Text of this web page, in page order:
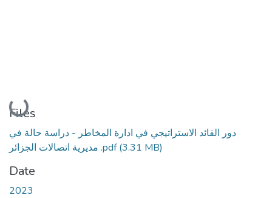
Loading...
Files
دور القائد الاستراتيجي في ادارة المخاطر - دراسة حالة في
مديرية اتصالات الجزائر .pdf(3.31 MB)
Date
2023